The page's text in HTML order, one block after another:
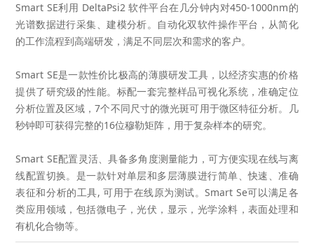
Smart SE利用 DeltaPsi2 软件平台在几分钟内对450-1000nm的
光谱数据进行采集、建模分析。自动化双软件操作平台，从简化
的工作流程到高端研发，满足不同层次和需求的客户。
Smart SE是一款性价比极高的薄膜研发工具，以经济实惠的价格
提供了研究级的性能。标配一套完整样品可视化系统，准确定位
分析位置及区域，7个不同尺寸的微光斑可用于微区特征分析。几
秒钟即可获得完整的16位穆勒矩阵，用于复杂样本的研究。
Smart SE配置灵活、具备多角度测量能力，可方便实现在线与离
线配置切换。是一款针对单层和多层薄膜进行简单、快速、准确
表征和分析的工具, 可用于在线原为测试。Smart Se可以满足各
类应用领域，包括微电子，光伏，显示，光学涂料，表面处理和
有机化合物等。